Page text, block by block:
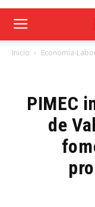
Inicio Economía-
PIMEC
de